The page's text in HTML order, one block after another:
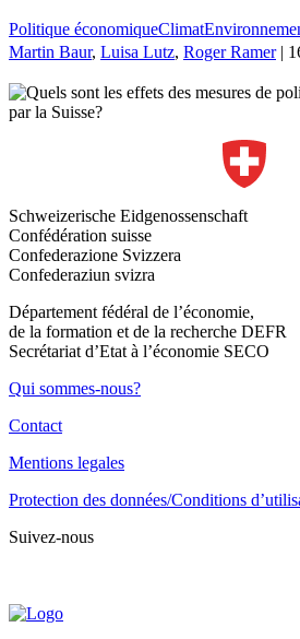
Politique économiqueClimat
Martin Baur, Luisa Lutz, Roger Ramer|
Schweizerische Eidgenossenschaft
Confédération suisse
Confederazione Svizzera
Confederaziun svizra
Département fédéral de l’économie,
de la formation et de la recherche DEFR
Secrétariat d’Etat à l’économie SECO
Qui sommes-nous?
Contact
Mentions legales
Protection des données/Conditions
Suivez-nous